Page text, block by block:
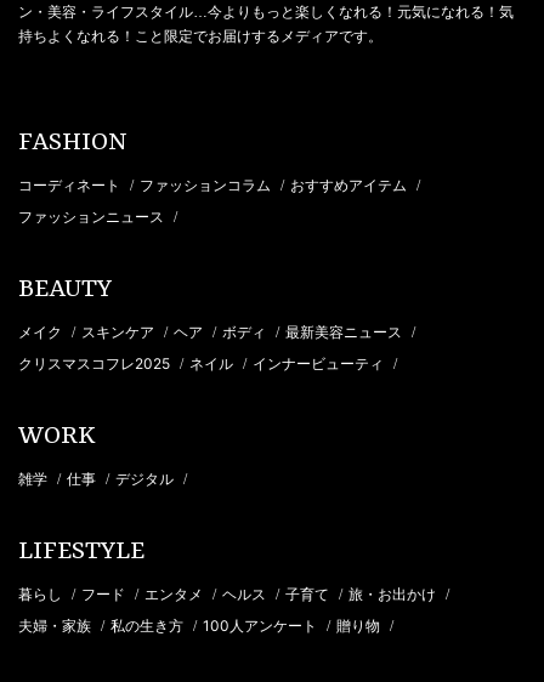
ン・美容・ライフスタイル…今よりもっと楽しくなれる！元気になれる！気
持ちよくなれる！こと限定でお届けするメディアです。
FASHION
コーディネート / ファッションコラム / おすすめアイテム /
ファッションニュース /
BEAUTY
メイク / スキンケア / ヘア / ボディ / 最新美容ニュース /
クリスマスコフレ2025 / ネイル / インナービューティ /
WORK
雑学 / 仕事 / デジタル /
LIFESTYLE
暮らし / フード / エンタメ / ヘルス / 子育て / 旅・お出かけ /
夫婦・家族 / 私の生き方 / 100人アンケート / 贈り物 /